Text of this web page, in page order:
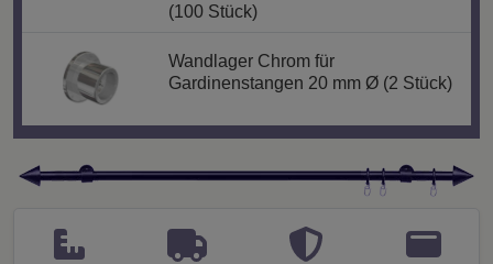
(100 Stück)
Wandlager Chrom für
Gardinenstangen 20 mm Ø (2 Stück)